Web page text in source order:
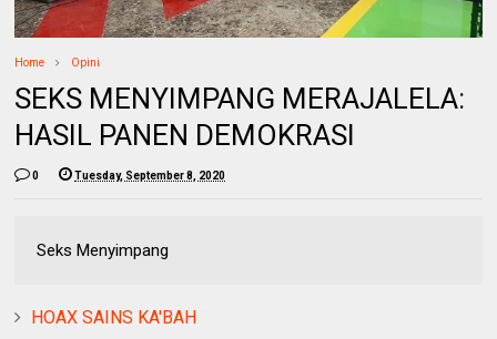
Home Opini
SEKS MENYIMPANG MERAJALELA:
HASIL PANEN DEMOKRASI
0 Tuesday, September 8, 2020
Seks Menyimpang
HOAX SAINS KA'BAH